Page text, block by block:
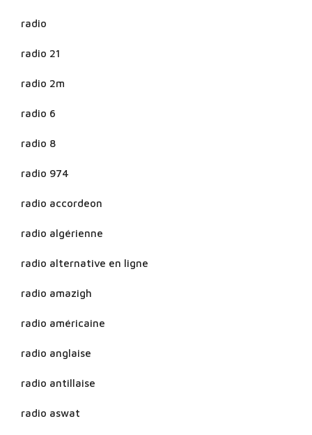
radio
radio 21
radio 2m
radio 6
radio 8
radio 974
radio accordeon
radio algérienne
radio alternative en ligne
radio amazigh
radio américaine
radio anglaise
radio antillaise
radio aswat